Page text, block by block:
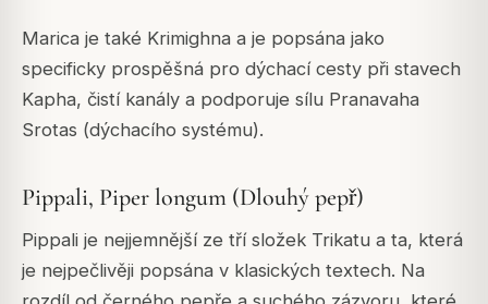
Marica je také Krimighna a je popsána jako
specificky prospěšná pro dýchací cesty při stavech
Kapha, čistí kanály a podporuje sílu Pranavaha
Srotas (dýchacího systému).
Pippali, Piper longum (Dlouhý pepř)
Pippali je nejjemnější ze tří složek Trikatu a ta, která
je nejpečlivěji popsána v klasických textech. Na